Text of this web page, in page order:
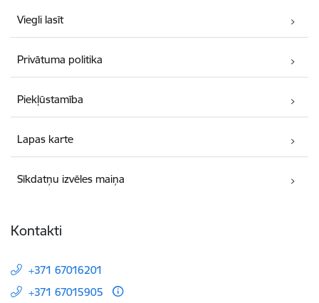
Viegli lasīt
Privātuma politika
Piekļūstamība
Lapas karte
Sīkdatņu izvēles maiņa
Kontakti
+371 67016201
+371 67015905